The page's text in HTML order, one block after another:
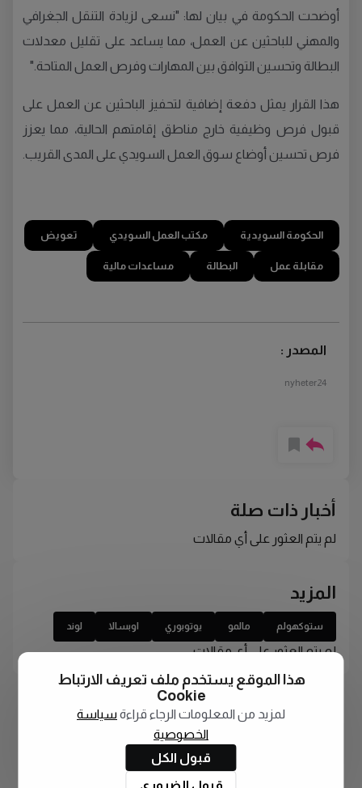
أوضحت الحكومة في بيان لها: "نسعى لزيادة التنقل الجغرافي
والمهني للباحثين عن العمل، مما يساعد على تقليل معدلات
البطالة وتحسين التوافق بين المهارات وفرص العمل المتاحة."
هذا القرار يمثل دفعة إضافية لتحفيز الباحثين عن العمل على
قبول فرص وظيفية خارج مناطق إقامتهم الحالية، مما يعزز
فرص تحسين أوضاع سوق العمل السويدي على المدى القريب.
الحكومة السويدية مكتب العمل السويدي تعويض
مقابلة عمل البطالة مساعدات مالية
المصدر :
nyheter24
أخبار ذات صلة
لم يتم العثور على أي مقالات
المزيد
ستوكهولم مالمو يوتوبوري اوبسالا لوند
لم يتم العثور على أي مقالات
هذا الموقع يستخدم ملف تعريف الارتباط
Cookie
لمزيد من المعلومات الرجاء قراءة سياسة
الخصوصية
قبول الكل
قبول الضروري